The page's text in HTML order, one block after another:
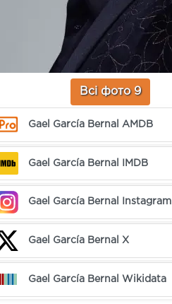
Всі фото 9
Gael García Bernal AMDB
Gael García Bernal IMDB
Gael García Bernal Instagram
Gael García Bernal X
Gael García Bernal Wikidata